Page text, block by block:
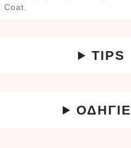
Coat.
TIPS